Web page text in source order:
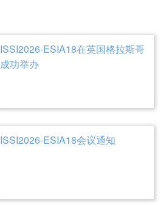
ISSI2026-ESIA18在英国格拉斯哥
成功举办
ISSI2026-ESIA18会议通知